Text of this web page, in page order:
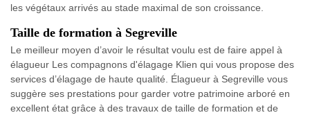
les végétaux arrivés au stade maximal de son croissance.
Taille de formation à Segreville
Le meilleur moyen d’avoir le résultat voulu est de faire appel à
élagueur Les compagnons d'élagage Klien qui vous propose des
services d’élagage de haute qualité. Élagueur à Segreville vous
suggère ses prestations pour garder votre patrimoine arboré en
excellent état grâce à des travaux de taille de formation et de